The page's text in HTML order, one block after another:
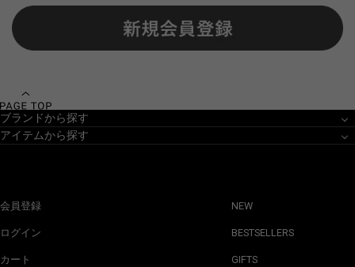
ブランドから探す
アイテムから探す
会員登録
ログイン
カート
NEW
BESTSELLERS
GIFTS